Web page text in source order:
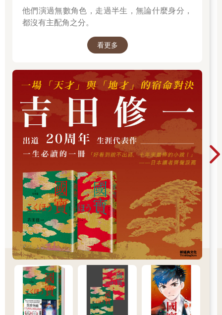
他們演過無數角色，走過半生，無論什麼身分，
都沒有主配角之分。
看更多